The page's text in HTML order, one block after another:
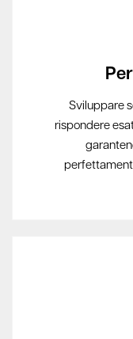
Sviluppare
rispondere